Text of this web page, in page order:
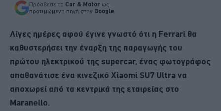
Πρόσθεσε το Car & Motor ως
προτιμώμενη πηγή στην Google
Λίγες ημέρες αφού έγινε γνωστό ότι η Ferrari θα
καθυστερήσει την έναρξη της παραγωγής του
πρώτου ηλεκτρικού της supercar, ένας φωτογράφος
απαθανάτισε ένα κινεζικό Xiaomi SU7 Ultra να
αποχωρεί από τα κεντρικά της εταιρείας στο
Maranello.